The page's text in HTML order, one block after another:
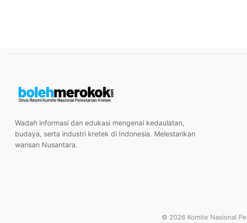
Wadah informasi dan edukasi mengenai kedaulatan,
budaya, serta industri kretek di Indonesia. Melestarikan
warisan Nusantara.
© 2026 Komite Nasional